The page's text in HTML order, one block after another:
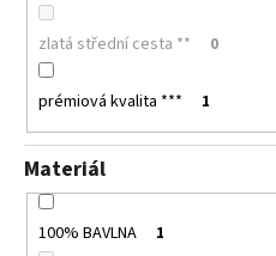
zlatá střední cesta ** 0
prémiová kvalita *** 1
Materiál
100% BAVLNA 1